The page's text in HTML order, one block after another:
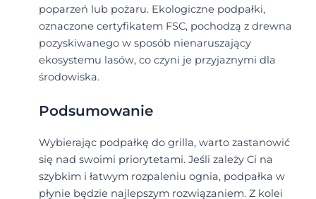
poparzeń lub pożaru. Ekologiczne podpałki,
oznaczone certyfikatem FSC, pochodzą z drewna
pozyskiwanego w sposób nienaruszający
ekosystemu lasów, co czyni je przyjaznymi dla
środowiska.
Podsumowanie
Wybierając podpałkę do grilla, warto zastanowić
się nad swoimi priorytetami. Jeśli zależy Ci na
szybkim i łatwym rozpaleniu ognia, podpałka w
płynie będzie najlepszym rozwiązaniem. Z kolei